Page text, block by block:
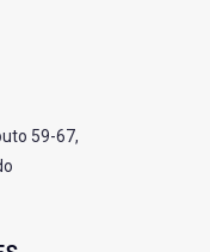
59-67,